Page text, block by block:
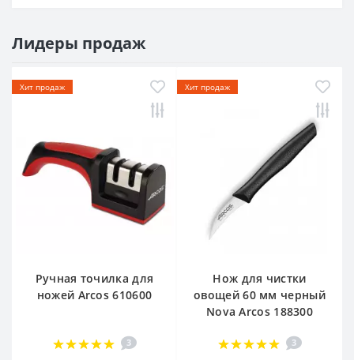
Лидеры продаж
Хит продаж
Ручная точилка для
ножей Arcos 610600
3
Хит продаж
Нож для чистки
овощей 60 мм черный
Nova Arcos 188300
3